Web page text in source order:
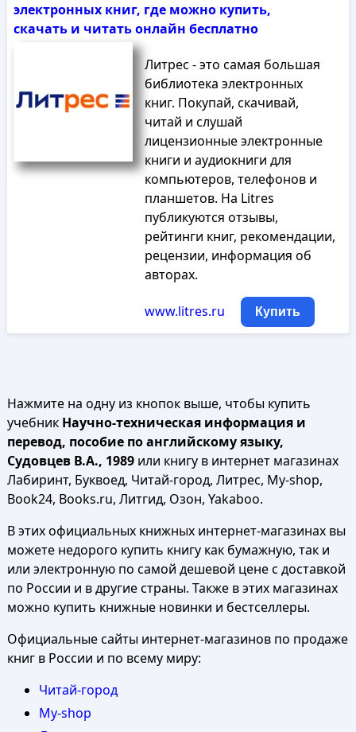
электронных книг, где можно купить,
скачать и читать онлайн бесплатно
Литрес - это самая большая
библиотека электронных
книг. Покупай, скачивай,
читай и слушай
лицензионные электронные
книги и аудиокниги для
компьютеров, телефонов и
планшетов. На Litres
публикуются отзывы,
рейтинги книг, рекомендации,
рецензии, информация об
авторах.
www.litres.ru Купить
Нажмите на одну из кнопок выше, чтобы купить
учебник Научно-техническая информация и
перевод, пособие по английскому языку,
Судовцев В.А., 1989или книгу в интернет магазинах
Лабиринт, Буквоед, Читай-город, Литрес, My-shop,
Book24, Books.ru, Литгид, Озон, Yakaboo.
В этих официальных книжных интернет-магазинах вы
можете недорого купить книгу как бумажную, так и
или электронную по самой дешевой цене с доставкой
по России и в другие страны. Также в этих магазинах
можно купить книжные новинки и бестселлеры.
Официальные сайты интернет-магазинов по продаже
книг в России и по всему миру:
Читай-город
My-shop